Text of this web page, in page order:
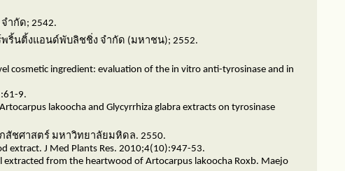
จำกัด; 2542.
พริ้นติ้งแอนด์พับลิชชิ่ง จำกัด (มหาชน); 2552.
cosmetic ingredient: evaluation of the in vitro anti-tyrosinase and in
9.
lakoocha and Glycyrrhiza glabra extracts on tyrosinase
สัชศาสตร์ มหาวิทยาลัยมหิดล. 2550.
extract. J Med Plants Res. 2010;4(10):947-53.
from the heartwood of Artocarpus lakoocha Roxb. Maejo